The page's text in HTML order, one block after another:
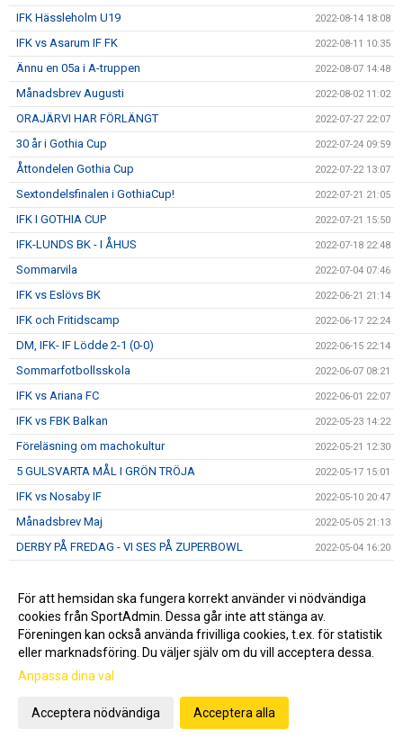
IFK Hässleholm U19 2022-08-14 18:08
IFK vs Asarum IF FK 2022-08-11 10:35
Ännu en 05a i A-truppen 2022-08-07 14:48
Månadsbrev Augusti 2022-08-02 11:02
ORAJÄRVI HAR FÖRLÄNGT 2022-07-27 22:07
30 år i Gothia Cup 2022-07-24 09:59
Åttondelen Gothia Cup 2022-07-22 13:07
Sextondelsfinalen i GothiaCup! 2022-07-21 21:05
IFK I GOTHIA CUP 2022-07-21 15:50
IFK-LUNDS BK - I ÅHUS 2022-07-18 22:48
Sommarvila 2022-07-04 07:46
IFK vs Eslövs BK 2022-06-21 21:14
IFK och Fritidscamp 2022-06-17 22:24
DM, IFK- IF Lödde 2-1 (0-0) 2022-06-15 22:14
Sommarfotbollsskola 2022-06-07 08:21
IFK vs Ariana FC 2022-06-01 22:07
IFK vs FBK Balkan 2022-05-23 14:22
Föreläsning om machokultur 2022-05-21 12:30
5 GULSVARTA MÅL I GRÖN TRÖJA 2022-05-17 15:01
IFK vs Nosaby IF 2022-05-10 20:47
Månadsbrev Maj 2022-05-05 21:13
DERBY PÅ FREDAG - VI SES PÅ ZUPERBOWL 2022-05-04 16:20
IFK-auktion IDAG 11.00 2022-04-30 09:11
IFK vs Österlens FF 2022-04-27 14:05
IFK vs FC Rosengård 2022-04-13 18:21
20 NYA IFKare
Ukörning av gödsel
För att hemsidan ska fungera korrekt använder vi nödvändiga
cookies från SportAdmin. Dessa går inte att stänga av.
Föreningen kan också använda frivilliga cookies, t.ex. för statistik
eller marknadsföring. Du väljer själv om du vill acceptera dessa.
Anpassa dina val
Acceptera nödvändiga Acceptera alla